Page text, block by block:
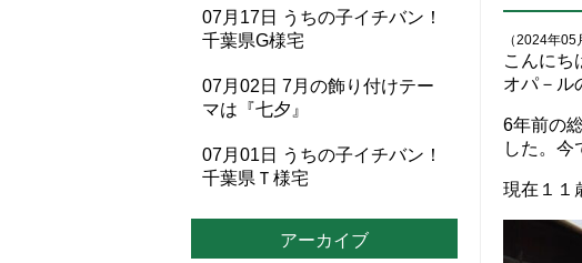
（2024年05
こんにち
オパ－ル
6年前の
した。今
現在１１
07月17日
うちの子イチバン！
千葉県G様宅
07月02日 7月の飾り付けテー
マは『七夕』
07月01日
うちの子イチバン！
千葉県Ｔ様宅
アーカイブ